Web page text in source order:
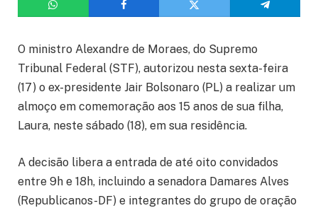
O ministro Alexandre de Moraes, do Supremo
Tribunal Federal (STF), autorizou nesta sexta-feira
(17) o ex-presidente Jair Bolsonaro (PL) a realizar um
almoço em comemoração aos 15 anos de sua filha,
Laura, neste sábado (18), em sua residência.
A decisão libera a entrada de até oito convidados
entre 9h e 18h, incluindo a senadora Damares Alves
(Republicanos-DF) e integrantes do grupo de oração